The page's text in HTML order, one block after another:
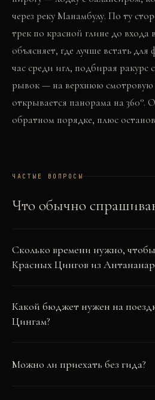
через реку Манамбулу. По ту
трек по красной глине до входа
объясняет, где лучше встать
час среди игл, подбирая
рывок — на верхнюю смотровую
открывается панорама на 360°.
обратном порядке, плюс
ЧАСТЫЕ ВОПРОСЫ
Что обычно
Сколько времени нужно,
Красных Цингов из
Какой бюджет нужен на
Цингам?
Можно ли приехать без гида?